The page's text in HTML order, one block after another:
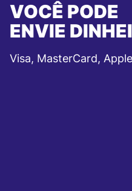
VOCÊ PODE
ENVIE
Visa, MasterCard,